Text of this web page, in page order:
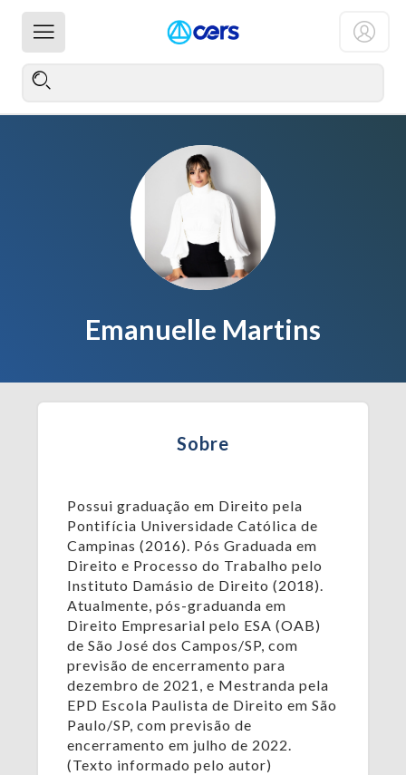
Emanuelle Martins
Sobre
Possui graduação em Direito pela
Pontifícia Universidade Católica de
Campinas (2016). Pós Graduada em
Direito e Processo do Trabalho pelo
Instituto Damásio de Direito (2018).
Atualmente, pós-graduanda em
Direito Empresarial pelo ESA (OAB)
de São José dos Campos/SP, com
previsão de encerramento para
dezembro de 2021, e Mestranda pela
EPD Escola Paulista de Direito em São
Paulo/SP, com previsão de
encerramento em julho de 2022.
(Texto informado pelo autor)